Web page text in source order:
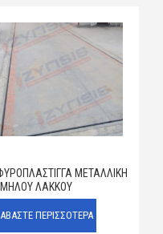
ΜΕΤΑΛΛΙΚΉ
ΛΆΚΚΟΥ
ΠΕΡΙΣΣΌΤΕΡΑ